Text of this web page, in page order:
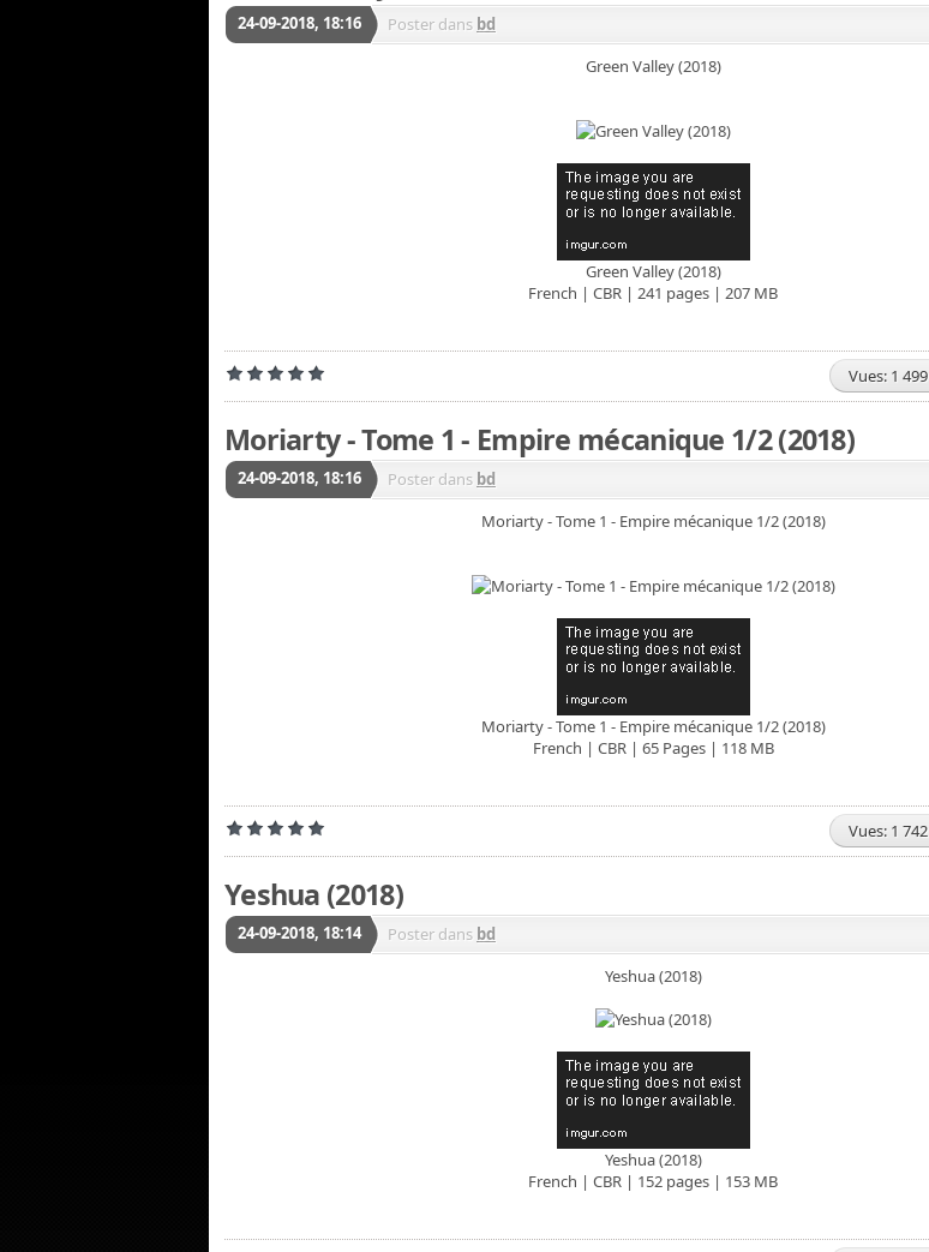
24-09-2018, 18:16 Poster dans bd
Green Valley (2018)
Green Valley (2018)
French | CBR | 241 pages | 207 MB
Vues: 1 499
Moriarty - Tome 1 - Empire mécanique 1/2 (2018)
24-09-2018, 18:16 Poster dans bd
Moriarty - Tome 1 - Empire mécanique 1/2 (2018)
Moriarty - Tome 1 - Empire mécanique 1/2 (2018)
French | CBR | 65 Pages | 118 MB
Vues: 1 742
Yeshua (2018)
24-09-2018, 18:14 Poster dans bd
Yeshua (2018)
Yeshua (2018)
French | CBR | 152 pages | 153 MB